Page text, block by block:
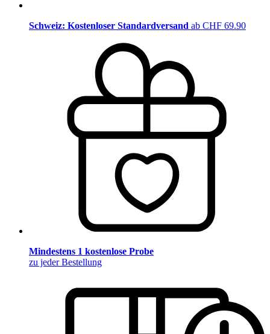
Schweiz: Kostenloser Standardversand ab CHF 69.90
Mindestens 1 kostenlose Probe
zu jeder Bestellung